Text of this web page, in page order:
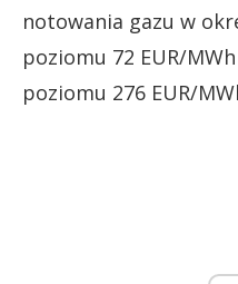
notowania gazu w
poziomu 72 EUR/
poziomu 276 EUR/